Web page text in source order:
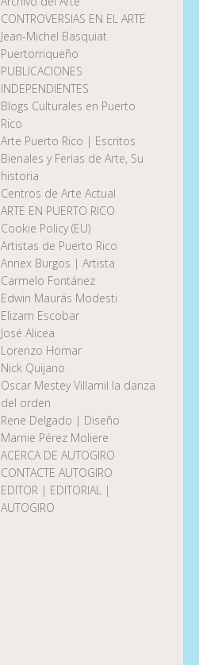
CONTROVERSIAS EN EL ARTE
Jean-Michel Basquiat
Puertorriqueño
PUBLICACIONES
INDEPENDIENTES
Blogs Culturales en Puerto
Rico
Arte Puerto Rico | Escritos
Bienales y Ferias de Arte, Su
historia
Centros de Arte Actual
ARTE EN PUERTO RICO
Cookie Policy (EU)
Artistas de Puerto Rico
Annex Burgos | Artista
Carmelo Fontánez
Edwin Maurás Modesti
Elizam Escobar
José Alicea
Lorenzo Homar
Nick Quijano
Oscar Mestey Villamil la danza
del orden
Rene Delgado | Diseño
Marnie Pérez Moliere
ACERCA DE AUTOGIRO
CONTACTE AUTOGIRO
EDITOR | EDITORIAL |
AUTOGIRO